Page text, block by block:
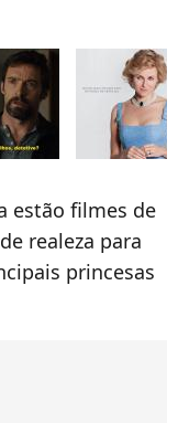
estão filmes de
realeza para
princesas